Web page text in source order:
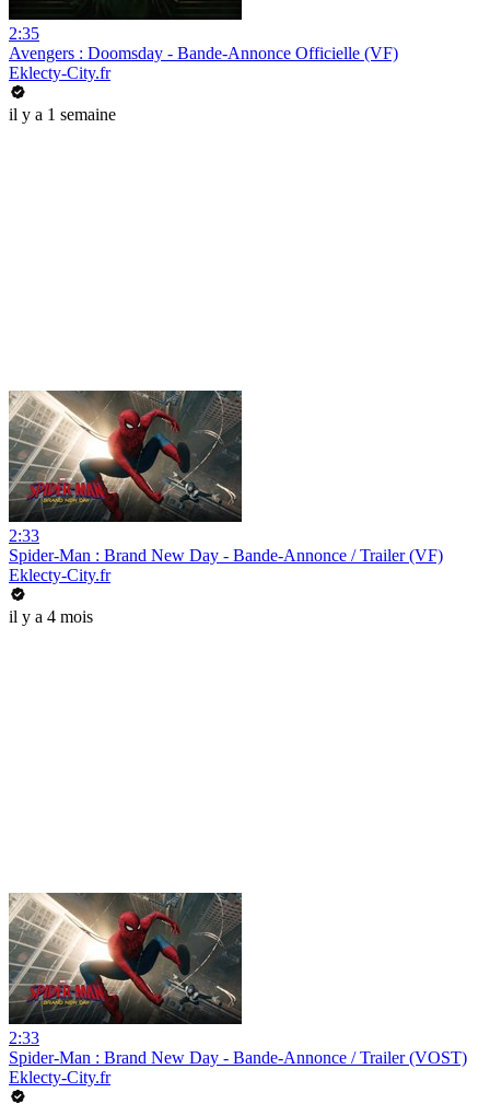
2:35
Avengers : Doomsday - Bande-Annonce Officielle (VF)
Eklecty-City.fr
il y a 1 semaine
2:33
Spider-Man : Brand New Day - Bande-Annonce / Trailer (VF)
Eklecty-City.fr
il y a 4 mois
2:33
Spider-Man : Brand New Day - Bande-Annonce / Trailer (VOST)
Eklecty-City.fr